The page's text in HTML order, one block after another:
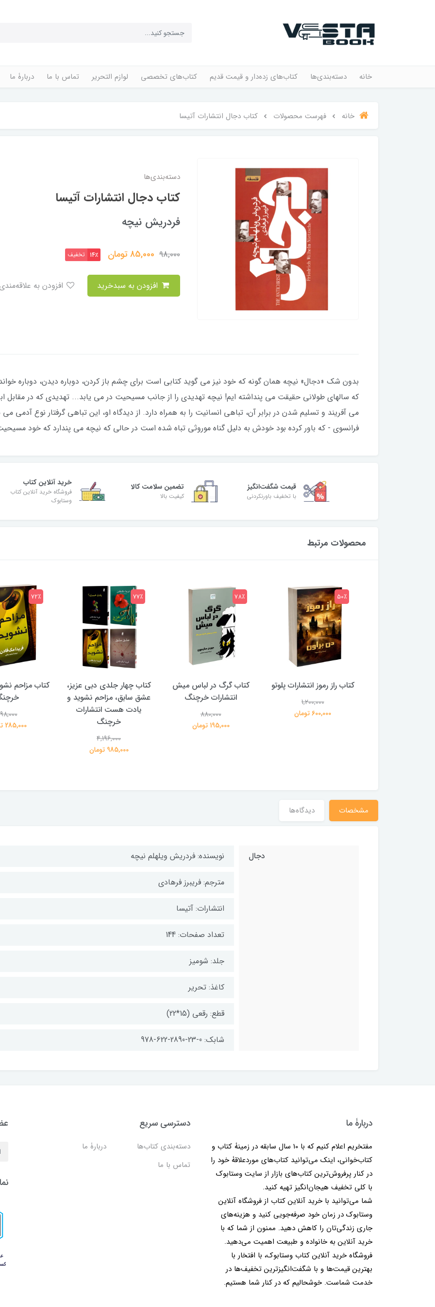
خانه دسته‌بندی‌ها کتاب‌های زده‌دار و قیمت قدیم کتاب‌های تخصصی لوازم التحریر تماس با ما دربارۀ ما
خانه فهرست محصولات کتاب دجال انتشارات آتیسا
دسته‌بندی‌ها
کتاب دجال انتشارات آتیسا
فردریش نیچه
98,000
85,000تومان 14٪ تخفیف
بدون شک «دجال» نیچه همان گونه که خود نیز می گوید کتابی است برای چشم باز کردن، دوباره دیدن، دوباره
که سالهای طولانی حقیقت می پنداشته ایم! نیچه تهدیدی را از جانب مسیحیت در می یابد... تهدیدی که در مقابل
می آفریند و تسلیم شدن در برابر آن، تباهی انسانیت را به همراه دارد. از دیدگاه او، این تباهی گرفتار نوع
فرانسوی - که باور کرده بود خودش به دلیل گناه موروثی تباه شده است در حالی که نیچه می پندارد که خود
قیمت شگفت‌انگیز
با تخفیف باورنکردنی
تضمین سلامت کالا
کیفیت بالا
خرید آنلاین کتاب
فروشگاه خرید آنلاین کتاب
وستابوک
محصولات مرتبط
کتاب راز رموز انتشارات پلوتو
1,200,000
600,000 تومان
50٪
کتاب گرگ در لباس میش
انتشارات خرچنگ
880,000
195,000 تومان
78٪
کتاب چهار جلدی دبی عزیز،
عشق سابق، مزاحم نشوید و
یادت هست انتشارات
خرچنگ
4,196,000
985,000 تومان
77٪
کتاب مزاحم
285,000 تومان
72٪
مشخصات دیدگاه‌ها
دجال نویسنده: فردریش ویلهلم نیچه
مترجم: فریبرز فرهادی
انتشارات: آتیسا
تعداد صفحات: 144
جلد: شومیز
کاغذ: تحریر
قطع: رقعی (15*22)
شابک: 0-23-2890-622-978
دربارۀ ما
مفتخریم اعلام کنیم که با 10 سال سابقه در زمینۀ کتاب و
کتاب‌خوانی، اینک می‌توانید کتاب‌های موردعلاقۀ خود را
در کنار پرفروش‌ترین کتاب‌های بازار از سایت وستابوک
با کلی تخفیف هیجان‌انگیز تهیه کنید.
شما می‌توانید با خرید آنلاین کتاب از فروشگاه آنلاین
وستابوک در زمان خود صرفه‌جویی کنید و هزینه‌های
جاری زندگی‌تان را کاهش دهید. ممنون از شما که با
خرید آنلاین به خانواده و طبیعت اهمیت می‌دهید.
فروشگاه خرید آنلاین کتاب وستابوک، با افتخار با
بهترین قیمت‌ها و با شگفت‌انگیزترین تخفیف‌ها در
خدمت شماست. خوشحالیم که در کنار شما هستیم.
دسترسی سریع
دسته‌بندی کتاب‌ها
دربارۀ ما
تماس با ما